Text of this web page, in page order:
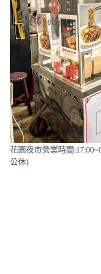
花園夜市營業時間
公休)